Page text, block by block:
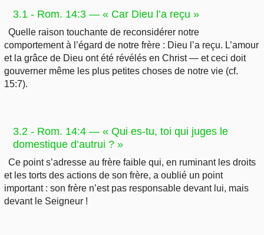
3.1 - Rom. 14:3 — « Car Dieu l’a reçu »
Quelle raison touchante de reconsidérer notre
comportement à l’égard de notre frère : Dieu l’a reçu. L’amour
et la grâce de Dieu ont été révélés en Christ — et ceci doit
gouverner même les plus petites choses de notre vie (cf.
15:7).
3.2 - Rom. 14:4 — « Qui es-tu, toi qui juges le
domestique d’autrui ? »
Ce point s’adresse au frère faible qui, en ruminant les droits
et les torts des actions de son frère, a oublié un point
important : son frère n’est pas responsable devant lui, mais
devant le Seigneur !